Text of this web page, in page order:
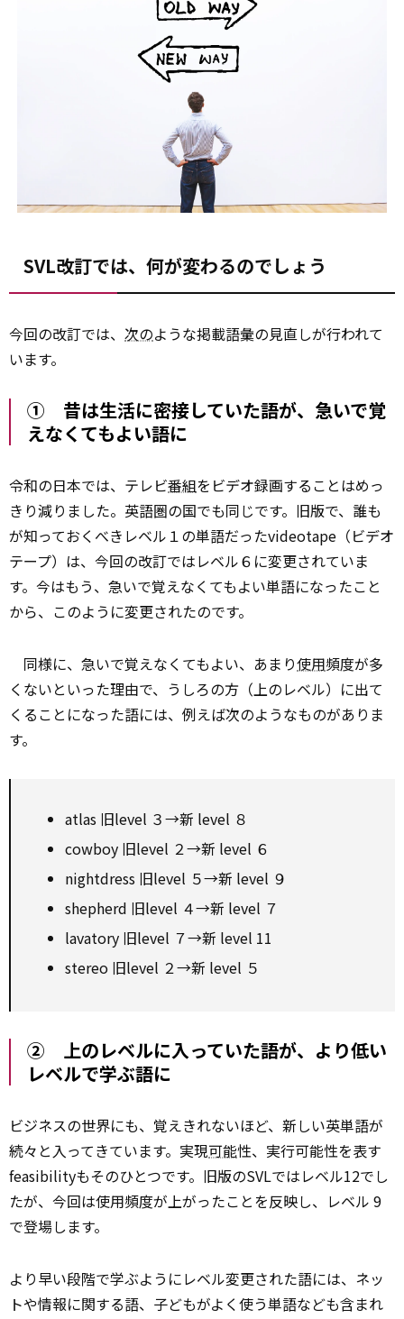
SVL改訂では、何が変わるのでしょう
今回の改訂では、 次のような掲載語彙の見直しが行われて
います。
① 昔は生活に密接していた語が、急いで覚
えなくてもよい語に
令和の日本では、テレビ番組をビデオ録画することはめっ
きり減りました。英語圏の国でも同じです。旧版で、誰も
が知っておくべきレベル１の単語だったvideotape（ビデオ
テープ）は、今回の改訂ではレベル６に変更されていま
す。今はもう、急いで覚えなくてもよい単語になったこと
から、このように変更されたのです。
同様に、急いで覚えなくてもよい、あまり使用頻度が多
くないといった理由で、うしろの方（上のレベル）に出て
くることになった語には、例えば次のようなものがありま
す。
atlas 旧level ３→新 level ８
cowboy 旧level ２→新 level ６
nightdress 旧level ５→新 level ９
shepherd 旧level ４→新 level ７
lavatory 旧level ７→新 level 11
stereo 旧level ２→新 level ５
② 上のレベルに入っていた語が、より低い
レベルで学ぶ語に
ビジネスの世界にも、覚えきれないほど、新しい英単語が
続々と入ってきています。実現可能性、実行可能性を表す
feasibilityもそのひとつです。旧版のSVLではレベル12でし
たが、今回は使用頻度が上がったことを反映し、レベル 9
で登場します。
より早い段階で学ぶようにレベル変更された語には、ネッ
トや情報に関する語、子どもがよく使う単語なども含まれ